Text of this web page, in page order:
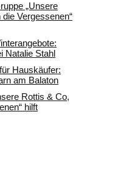
„Unsere
Vergessenen“
Natalie Stahl
Hauskäufer:
am Balaton
Rottis & Co,
hilft